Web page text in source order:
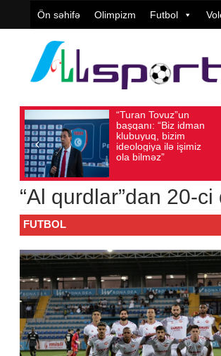
Ön səhifə Olimpizm Futbol
başqanı: “Biz idman
klubuyuq, bizim
ideologiya ilə işimiz
ola bilməz”
Avqust 05, 2026
“Al qurdlar”dan 20-
FUTBOL